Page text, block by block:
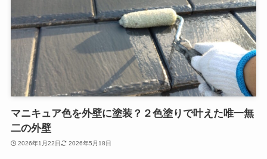
マニキュア色を外壁に塗装？２色塗りで叶えた唯一無
二の外壁
2026年1月22日 2026年5月18日